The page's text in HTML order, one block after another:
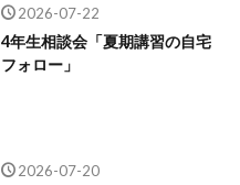
2026-07-22
4年生相談会「夏期講習の自宅
フォロー」
2026-07-20